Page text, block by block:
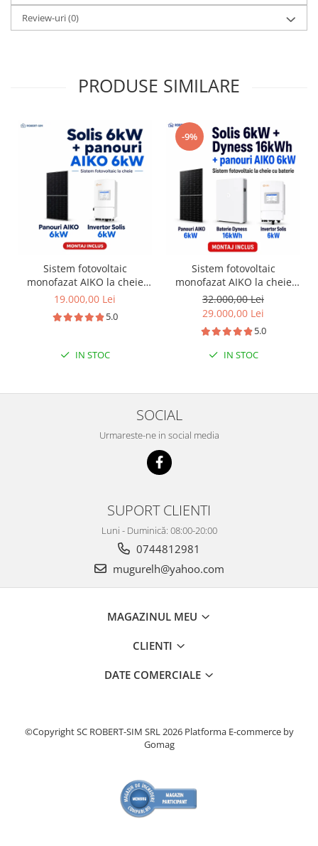
Review-uri(0)
PRODUSE SIMILARE
Sistem fotovoltaic
monofazat AIKO la cheie
6kW + instalare
19.000,00 Lei
5.0
IN STOC
-9%
Sistem fotovoltaic
monofazat AIKO la cheie
6kW + baterie Dyness
16kWh + instalare
32.000,00 Lei
29.000,00 Lei
5.0
IN STOC
SOCIAL
Urmareste-ne in social media
SUPORT CLIENTI
Luni - Duminică: 08:00-20:00
0744812981
mugurelh@yahoo.com
MAGAZINUL MEU
CLIENTI
DATE COMERCIALE
©Copyright SC ROBERT-SIM SRL 2026 Platforma E-commerce by
Gomag